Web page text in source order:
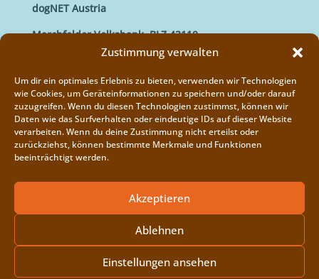
Zustimmung verwalten
Um dir ein optimales Erlebnis zu bieten, verwenden wir Technologien
wie Cookies, um Geräteinformationen zu speichern und/oder darauf
zuzugreifen. Wenn du diesen Technologien zustimmst, können wir
Daten wie das Surfverhalten oder eindeutige IDs auf dieser Website
verarbeiten. Wenn du deine Zustimmung nicht erteilst oder
zurückziehst, können bestimmte Merkmale und Funktionen
beeinträchtigt werden.
Akzeptieren
Ablehnen
Einstellungen ansehen
dogNET Austria
Marchfelder Volksbank, BLZ 42110
IBAN: AT66 4211 0421 5000 0000
Cookie-Richtlinie (EU)